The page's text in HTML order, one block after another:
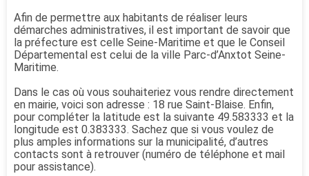
Afin de permettre aux habitants de réaliser leurs
démarches administratives, il est important de savoir que
la préfecture est celle Seine-Maritime et que le Conseil
Départemental est celui de la ville Parc-d’Anxtot Seine-
Maritime.
Dans le cas où vous souhaiteriez vous rendre directement
en mairie, voici son adresse : 18 rue Saint-Blaise. Enfin,
pour compléter la latitude est la suivante 49.583333 et la
longitude est 0.383333. Sachez que si vous voulez de
plus amples informations sur la municipalité, d’autres
contacts sont à retrouver (numéro de téléphone et mail
pour assistance).